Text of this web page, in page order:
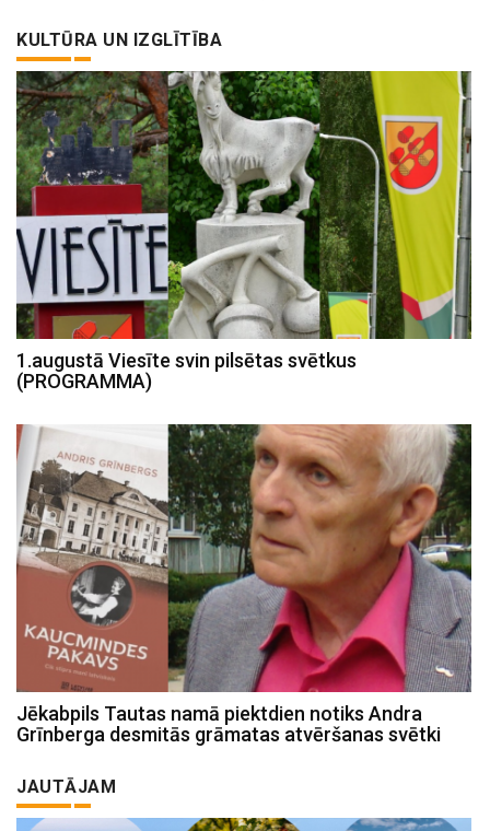
KULTŪRA UN IZGLĪTĪBA
1.augustā Viesīte svin pilsētas svētkus
(PROGRAMMA)
Jēkabpils Tautas namā piektdien notiks Andra
Grīnberga desmitās grāmatas atvēršanas svētki
JAUTĀJAM